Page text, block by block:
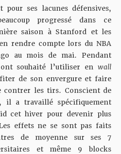
ses lacunes défensives,
progressé dans ce
saison à Stanford et les
rendre compte lors du NBA
au mois de mai. Pendant
souhaité l’utiliser en wall
de son envergure et faire
contrer les tirs. Conscient de
il a travaillé spécifiquement
cet hiver pour devenir plus
effets ne se sont pas faits
de moyenne sur ses 7
et même 9 blocks